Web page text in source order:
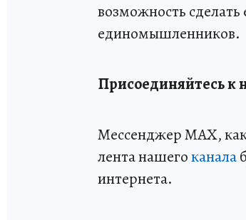
возможность
единомышленников.
Присоединяйтесь к
Мессенджер MAX,
лента нашегоканала
интернета.